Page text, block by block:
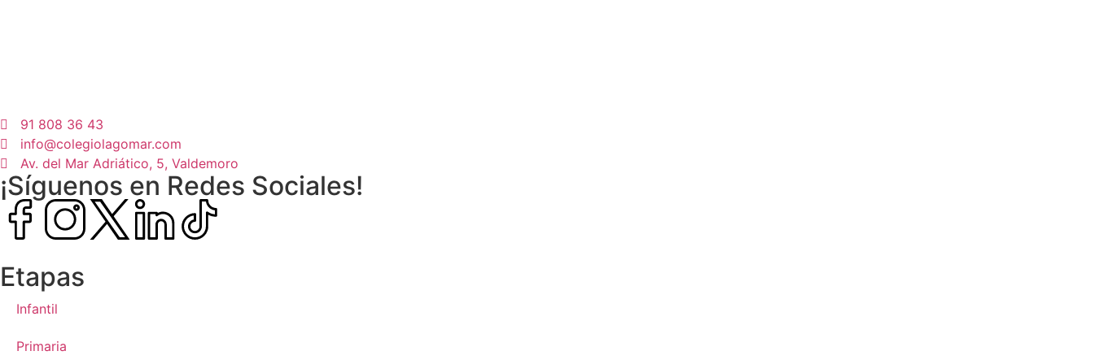
91 808 36 43
info@colegiolagomar.com
Av. del Mar Adriático, 5, Valdemoro
¡Síguenos en Redes Sociales!
Etapas
Infantil
Primaria